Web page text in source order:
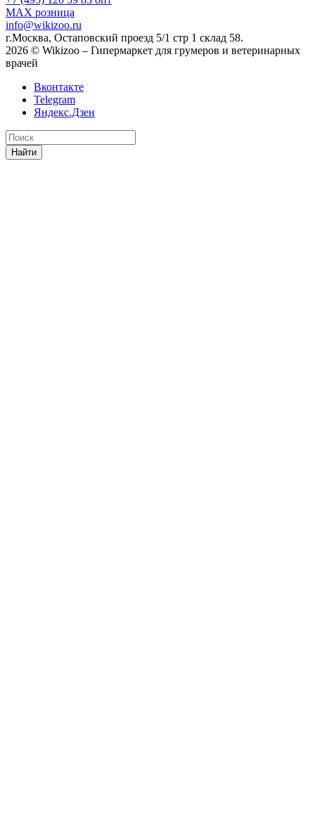
MAX розница
info@wikizoo.ru
г.Москва, Остаповский проезд 5/1 стр 1 склад 58.
2026 © Wikizoo – Гипермаркет для грумеров и ветеринарных
врачей
Вконтакте
Telegram
Яндекс.Дзен
Найти